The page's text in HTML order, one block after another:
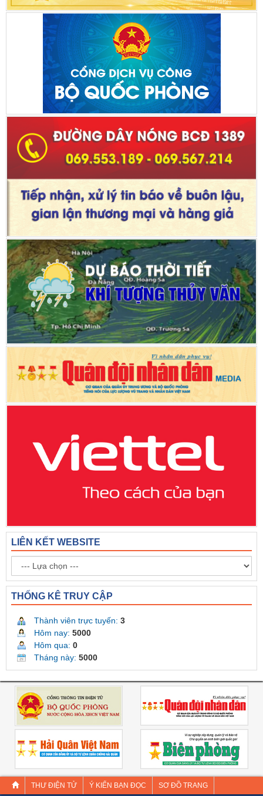
LIÊN KẾT WEBSITE
THỐNG KÊ TRUY CẬP
Thành viên trực tuyến: 3
Hôm nay: 5000
Hôm qua: 0
Tháng này: 5000
THƯ ĐIỆN TỬ Ý KIẾN BẠN ĐỌC SƠ ĐỒ TRANG